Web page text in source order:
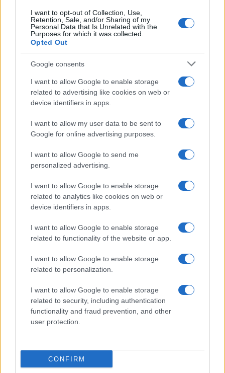
I want to opt-out of Collection, Use,
Retention, Sale, and/or Sharing of my
Personal Data that Is Unrelated with the
Purposes for which it was collected.
Opted Out
Google consents
I want to allow Google to enable storage
related to advertising like cookies on web or
device identifiers in apps.
I want to allow my user data to be sent to
Google for online advertising purposes.
I want to allow Google to send me
personalized advertising.
I want to allow Google to enable storage
related to analytics like cookies on web or
device identifiers in apps.
I want to allow Google to enable storage
related to functionality of the website or app.
I want to allow Google to enable storage
related to personalization.
I want to allow Google to enable storage
related to security, including authentication
functionality and fraud prevention, and other
user protection.
CONFIRM
insieme ai loro bambini. In particolare, però, alcuni
scatti recentihanno destato curiosità riguardo al
fatto che l’attrice possa essere in dolce attesa
ultime novitàsono state riportate, quindi, da
Chi Magazine, che li ha messi in copertina con il
. Cosa rende
questo periodo particolarmentespeciale
famiglia possa
presto crescere.
CristinaeLuca, al momento, insieme ai loro figli
Nina SperanzaeNoè Roberto, formano un
familiare affiatato
Realtà o puro gossip?